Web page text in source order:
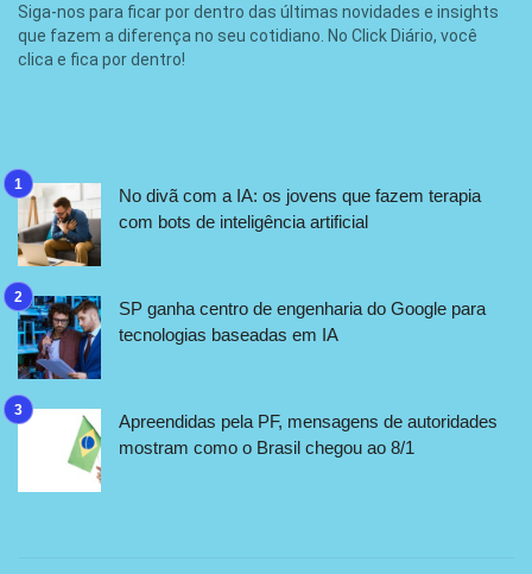
Siga-nos para ficar por dentro das últimas novidades e insights
que fazem a diferença no seu cotidiano. No Click Diário, você
clica e fica por dentro!
No divã com a IA: os jovens que fazem terapia
com bots de inteligência artificial
SP ganha centro de engenharia do Google para
tecnologias baseadas em IA
Apreendidas pela PF, mensagens de autoridades
mostram como o Brasil chegou ao 8/1